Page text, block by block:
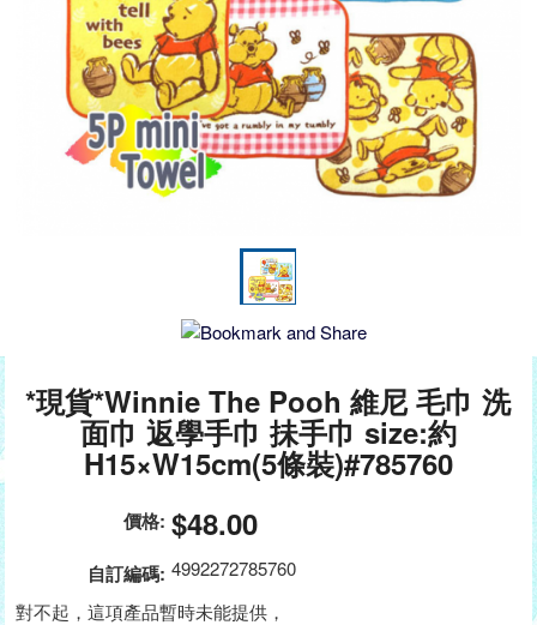
*現貨*Winnie The Pooh 維尼 毛巾 洗
面巾 返學手巾 抺手巾 size:約
H15×W15cm(5條裝)#785760
價格: $48.00
自訂編碼: 4992272785760
對不起，這項產品暫時未能提供，